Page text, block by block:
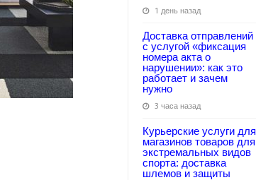
1 день назад
Доставка отправлений
с услугой «фиксация
номера акта о
нарушении»: как это
работает и зачем
нужно
3 часа назад
Курьерские услуги для
магазинов товаров для
экстремальных видов
спорта: доставка
шлемов и защиты